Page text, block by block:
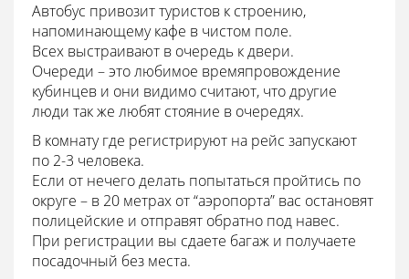
Автобус привозит туристов к строению,
напоминающему кафе в чистом поле.
Всех выстраивают в очередь к двери.
Очереди – это любимое времяпровождение
кубинцев и они видимо считают, что другие
люди так же любят стояние в очередях.
В комнату где регистрируют на рейс запускают
по 2-3 человека.
Если от нечего делать попытаться пройтись по
округе – в 20 метрах от “аэропорта” вас остановят
полицейские и отправят обратно под навес.
При регистрации вы сдаете багаж и получаете
посадочный без места.